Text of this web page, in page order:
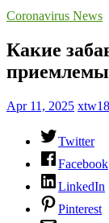
Coronavirus News
Какие
приемлемы
Apr 11, 2025
Twitter
Facebook
LinkedIn
Pinterest